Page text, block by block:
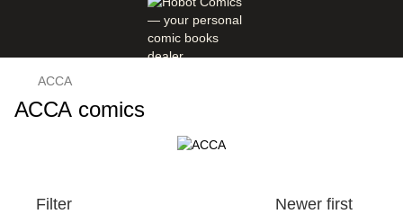
АССА
АССА comics
Filter Newer first